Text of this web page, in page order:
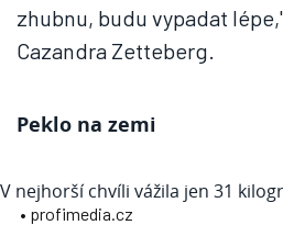
zhubnu, budu vypadat
Cazandra Zetteberg.
Peklo na zemi
V nejhorší chvíli vážila jen 31
• profimedia.cz